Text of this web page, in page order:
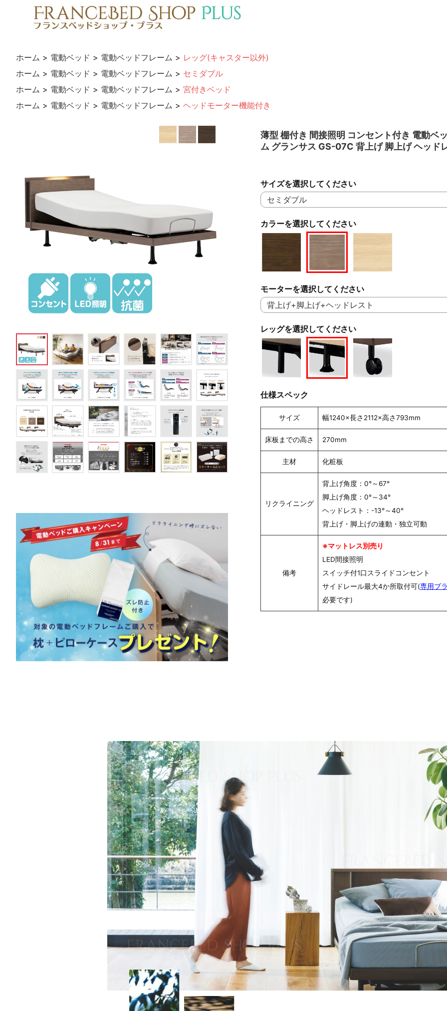
ホーム > 電動ベッド > 電動ベッドフレーム > レッグ(キャスター以外)
ホーム > 電動ベッド > 電動ベッドフレーム > セミダブル
ホーム > 電動ベッド > 電動ベッドフレーム > 宮付きベッド
ホーム > 電動ベッド > 電動ベッドフレーム > ヘッドモーター機能付き
薄型 棚付き 間接照明 コンセント付き 電動ベ
ム グランサス GS-07C 背上げ 脚上げ ヘッド
カラーを選択してください
サイズを選択してください
モーターを選択してください
レッグを選択してください
仕様スペック
サイズ 幅1240×長さ2112×高さ793mm
床板までの高さ 270mm
主材 化粧板
リクライニング
背上げ角度：0°～67°
脚上げ角度：0°～34°
ヘッドレスト：-13°～40°
背上げ・脚上げの連動・独立可動
備考
※マットレス別売り
LED間接照明
スイッチ付1口スライドコンセント
サイドレール最大4か所取付可(専用ブ
必要です)